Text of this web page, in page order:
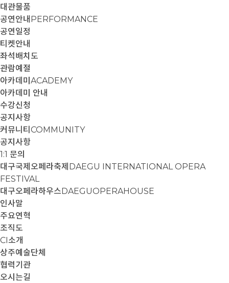
대관물품
공연안내 PERFORMANCE
공연일정
티켓안내
좌석배치도
관람예절
아카데미 ACADEMY
아카데미 안내
수강신청
공지사항
커뮤니티 COMMUNITY
공지사항
1:1 문의
대구국제오페라축제 DAEGU INTERNATIONAL OPERA
FESTIVAL
대구오페라하우스DAEGUOPERAHOUSE
인사말
주요연혁
조직도
CI소개
상주예술단체
협력기관
오시는길